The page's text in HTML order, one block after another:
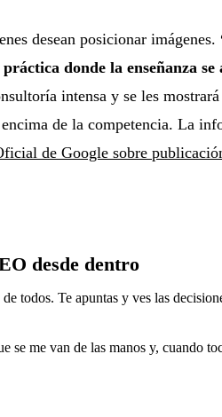
desean posicionar imágenes.
donde la enseñanza se
intensa y se les
de la competencia. La
de Google sobre
desde dentro
todos. Te apuntas y ves las
se me van de las manos y, cuando